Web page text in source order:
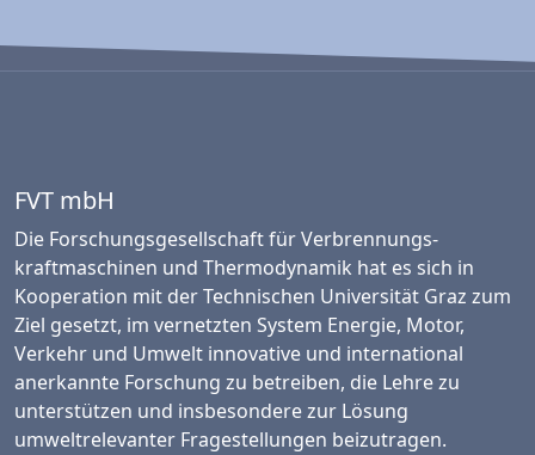
FVT mbH
Die Forschungsgesellschaft für Verbrennungs­
kraftmaschinen und Thermo­dynamik hat es sich in
Kooperation mit der Technischen Universität Graz zum
Ziel gesetzt, im vernetzten System Energie, Motor,
Verkehr und Umwelt innovative und international
anerkannte Forschung zu betreiben, die Lehre zu
unterstützen und insbesondere zur Lösung
umweltrelevanter Fragestellungen beizutragen.